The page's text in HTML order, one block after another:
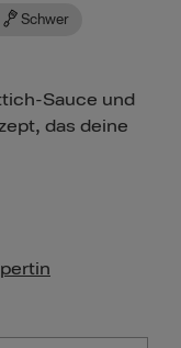
Schwer
Sauce und
das deine